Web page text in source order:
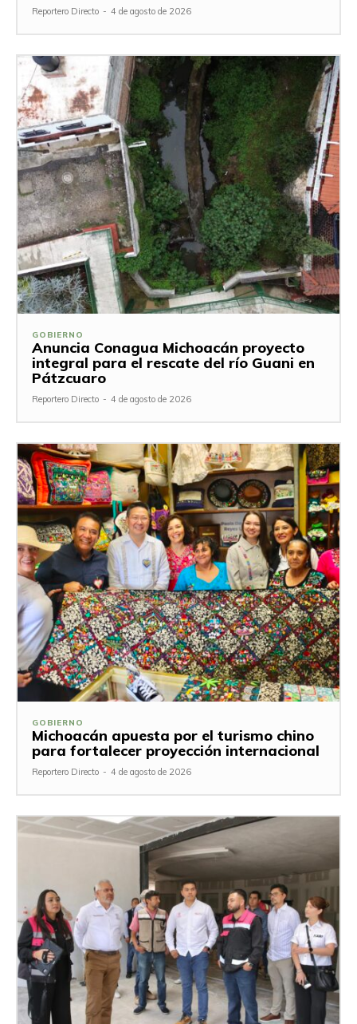
Reportero Directo - 4 de agosto de 2026
GOBIERNO
Anuncia Conagua Michoacán proyecto
integral para el rescate del río Guani en
Pátzcuaro
Reportero Directo - 4 de agosto de 2026
GOBIERNO
Michoacán apuesta por el turismo chino
para fortalecer proyección internacional
Reportero Directo - 4 de agosto de 2026